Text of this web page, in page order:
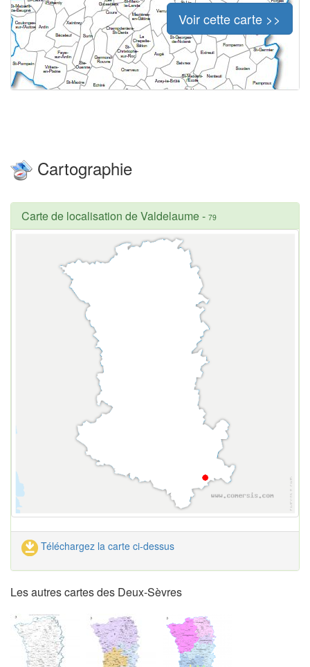
Voir cette carte >>
Cartographie
Carte de localisation de Valdelaume- 79
Téléchargez la carte ci-dessus
Les autres cartes des Deux-Sèvres